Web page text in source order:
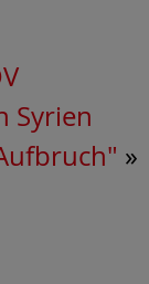
Syrien
»